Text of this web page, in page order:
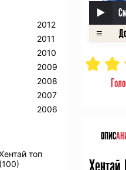
ОПИС
2005
2004
2003
2002
2001
2000
Аниме OVA
2012
2011
2010
2009
2008
2007
2006
топ
(100)